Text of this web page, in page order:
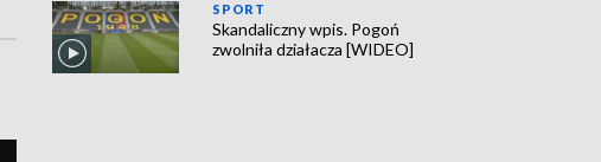
SPORT
Skandaliczny wpis. Pogoń
zwolniła działacza [WIDEO]